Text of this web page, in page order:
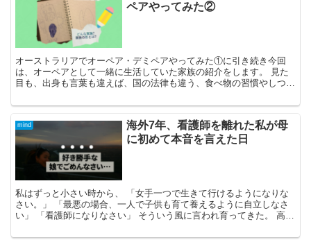
ペアやってみた②
オーストラリアでオーペア・デミペアやってみた①に引き続き今回
は、オーペアとして一緒に生活していた家族の紹介をします。 見た
目も、出身も言葉も違えば、国の法律も違う、食べ物の習慣やしつけ
mind
海外7年、看護師を離れた私が母
に初めて本音を言えた日
私はずっと小さい時から、 「女手一つで生きて行けるようになりな
さい。」 「最悪の場合、一人で子供も育て養えるように自立しなさ
い」 「看護師になりなさい」 そういう風に言われ育ってきた。 高校